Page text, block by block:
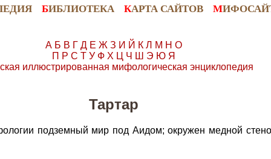
БИБЛИОТЕКА КАРТА САЙТОВ М
А Б В Г Д Е Ж З И Й К Л М Н О
П Р С Т У Ф Х Ц Ч Ш Э Ю Я
иллюстрированная мифологическая энциклопедия
Тартар
подземный мир под Аидом; окружен медной